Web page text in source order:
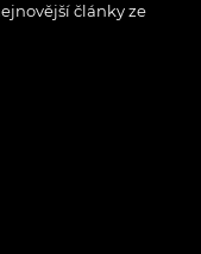
články ze